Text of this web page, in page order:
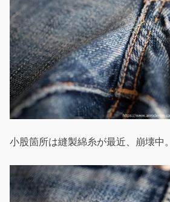
小股箇所は縫製綿糸が最近、崩壊中。